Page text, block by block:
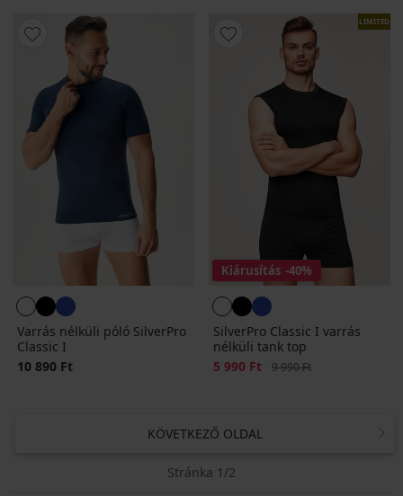
Varrás nélküli póló SilverPro
Classic I
10 890 Ft
LIMITED
Kiárusítás -40%
SilverPro Classic I varrás
nélküli tank top
Kedvezmény
5 990 Ft Eredeti ár
9 990 Ft
KÖVETKEZŐ OLDAL
Stránka 1/2